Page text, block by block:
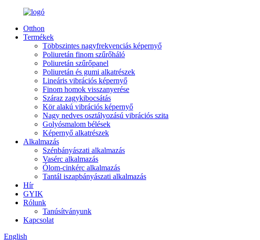
Otthon
Termékek
Többszintes nagyfrekvenciás képernyő
Poliuretán finom szűrőháló
Poliuretán szűrőpanel
Poliuretán és gumi alkatrészek
Lineáris vibrációs képernyő
Finom homok visszanyerése
Száraz zagykibocsátás
Kör alakú vibrációs képernyő
Nagy nedves osztályozású vibrációs szita
Golyósmalom bélések
Képernyő alkatrészek
Alkalmazás
Szénbányászati ​​alkalmazás
Vasérc alkalmazás
Ólom-cinkérc alkalmazás
Tantál iszapbányászati ​​alkalmazás
Hír
GYIK
Rólunk
Tanúsítványunk
Kapcsolat
English